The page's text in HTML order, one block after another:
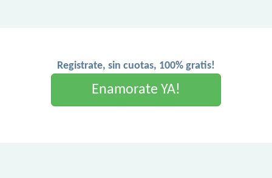
Registrate, sin cuotas, 100% gratis!
Enamorate YA!